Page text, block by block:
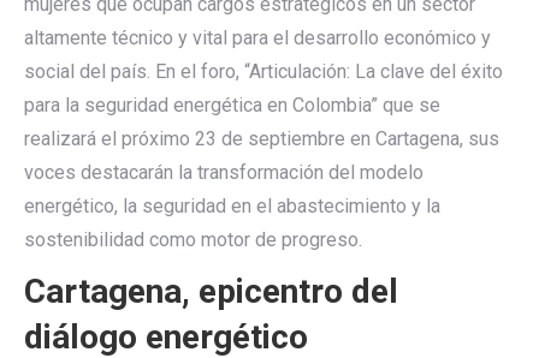
altamente técnico y vital para el desarrollo económico y
social del país. En el foro, “Articulación: La clave del éxito
para la seguridad energética en Colombia” que se
realizará el próximo 23 de septiembre en Cartagena, sus
voces destacarán la transformación del modelo
energético, la seguridad en el abastecimiento y la
sostenibilidad como motor de progreso.
Cartagena, epicentro del
diálogo energético